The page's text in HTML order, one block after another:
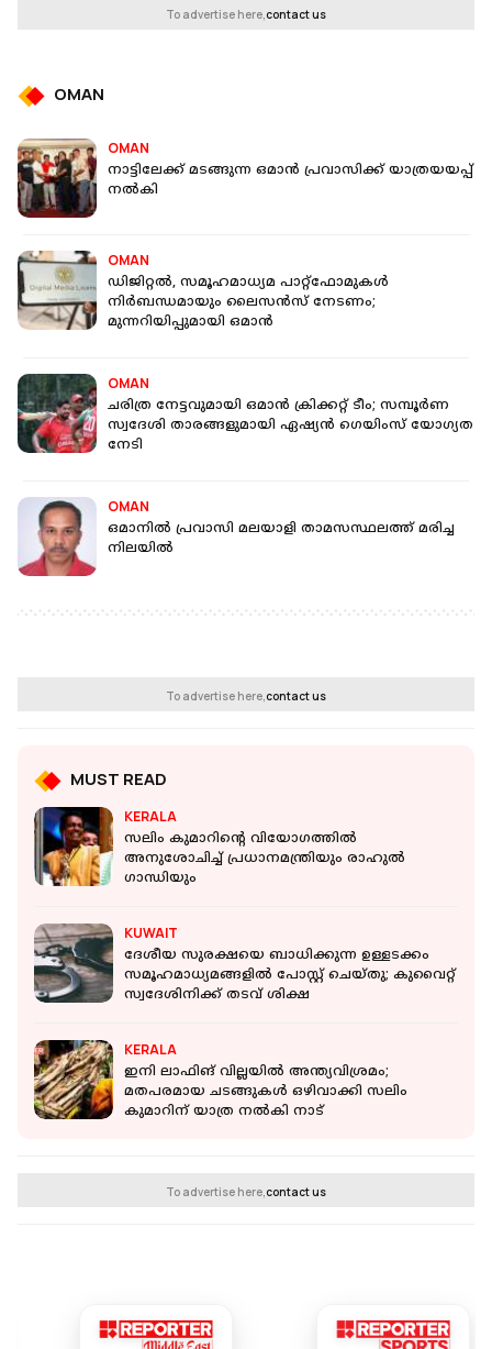
To advertise here,contact us
OMAN
OMAN
നാട്ടിലേക്ക് മടങ്ങുന്ന ഒമാൻ പ്രവാസിക്ക് യാത്രയയപ്പ്
നൽകി
OMAN
ഡിജിറ്റൽ, സമൂഹമാധ്യമ പാറ്റ്ഫോമുകൾ
നിർബന്ധമായും ലൈസൻസ് നേടണം;
മുന്നറിയിപ്പുമായി ഒമാൻ
OMAN
ചരിത്ര നേട്ടവുമായി ഒമാൻ ക്രിക്കറ്റ് ടീം; സമ്പൂർണ
സ്വദേശി താരങ്ങളുമായി ഏഷ്യൻ ​ഗെയിംസ് യോ​ഗ്യത
നേടി
OMAN
ഒമാനിൽ പ്രവാസി മലയാളി താമസസ്ഥലത്ത് മരിച്ച
നിലയിൽ
To advertise here,contact us
MUST READ
KERALA
സലിം കുമാറിൻ്റെ വിയോ​ഗത്തിൽ
അനുശോചിച്ച് പ്രധാനമന്ത്രിയും രാഹുൽ ​
ഗാന്ധിയും
KUWAIT
ദേശീയ സുരക്ഷയെ ബാധിക്കുന്ന ഉള്ളടക്കം
സമൂഹമാധ്യമങ്ങളിൽ പോസ്റ്റ് ചെയ്തു; കുവൈറ്റ്
സ്വദേശിനിക്ക് തടവ് ശിക്ഷ
KERALA
ഇനി ലാഫിങ് വില്ലയില്‍ അന്ത്യവിശ്രമം;
മതപരമായ ചടങ്ങുകള്‍ ഒഴിവാക്കി സലിം
കുമാറിന് യാത്ര നല്‍കി നാട്
To advertise here,contact us